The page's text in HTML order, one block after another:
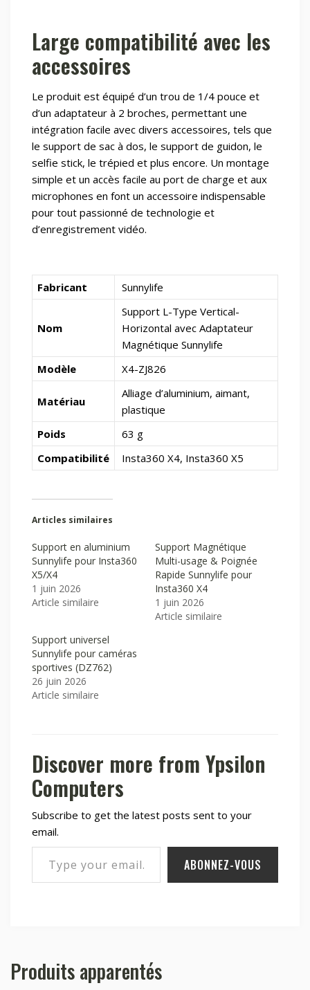
Large compatibilité avec les
accessoires
Le produit est équipé d’un trou de 1/4 pouce et
d’un adaptateur à 2 broches, permettant une
intégration facile avec divers accessoires, tels que
le support de sac à dos, le support de guidon, le
selfie stick, le trépied et plus encore. Un montage
simple et un accès facile au port de charge et aux
microphones en font un accessoire indispensable
pour tout passionné de technologie et
d’enregistrement vidéo.
Fabricant Sunnylife
Nom
Support L-Type Vertical-
Horizontal avec Adaptateur
Magnétique Sunnylife
Modèle
X4-ZJ826
Matériau
Alliage d’aluminium, aimant,
plastique
Poids
63 g
Compatibilité
Insta360 X4, Insta360 X5
Articles similaires
Support en aluminium
Sunnylife pour Insta360
X5/X4
1 juin 2026
Article similaire
Support Magnétique
Multi-usage & Poignée
Rapide Sunnylife pour
Insta360 X4
1 juin 2026
Article similaire
Support universel
Sunnylife pour caméras
sportives (DZ762)
26 juin 2026
Article similaire
Discover more from Ypsilon
Computers
Subscribe to get the latest posts sent to your
email.
Type your email…
ABONNEZ-VOUS
Produits apparentés